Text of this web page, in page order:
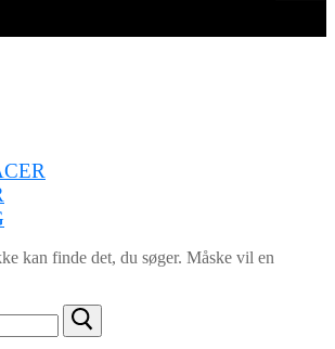
kan finde det, du søger. Måske vil en